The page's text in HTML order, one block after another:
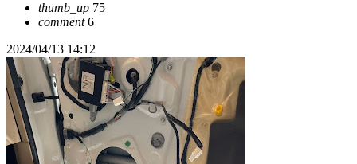
thumb_up 75
comment6
2024/04/13 14:12